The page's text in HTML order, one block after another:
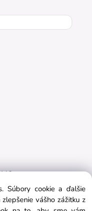
Súbory cookie a ďalšie
vášho zážitku z